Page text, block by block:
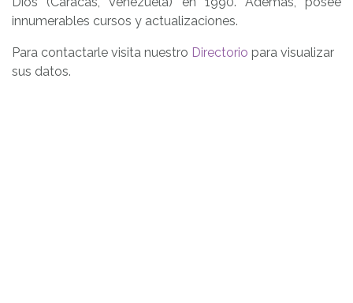
innumerables cursos y actualizaciones.
Para contactarle visita nuestro Directorio para visualizar
sus datos.